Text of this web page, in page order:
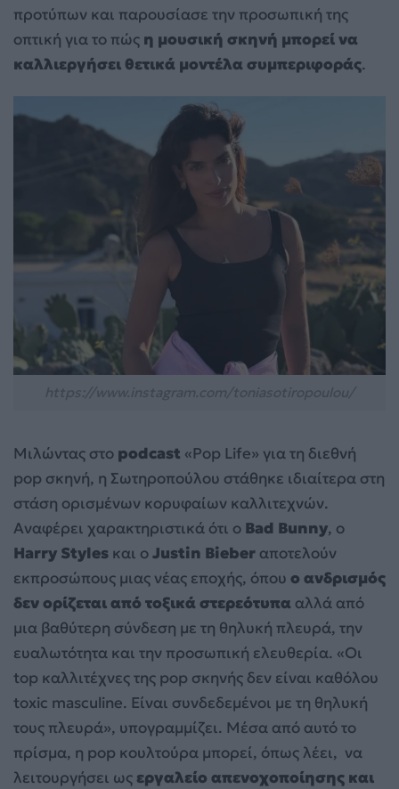
προτύπων και παρουσίασε την προσωπική της
οπτική για το πώς η μουσική σκηνή μπορεί να
καλλιεργήσει θετικά μοντέλα συμπεριφοράς.
Μιλώντας στο podcast «Pop Life» για τη διεθνή
pop σκηνή, η Σωτηροπούλου στάθηκε ιδιαίτερα στη
στάση ορισμένων κορυφαίων καλλιτεχνών.
Αναφέρει χαρακτηριστικά ότι ο Bad Bunny, ο
Harry Styles και οJustin Bieber αποτελούν
εκπροσώπους μιας νέας εποχής, όπου ο ανδρισμός
δεν ορίζεται από τοξικά στερεότυπα αλλά από
μια βαθύτερη σύνδεση με τη θηλυκή πλευρά, την
ευαλωτότητα και την προσωπική ελευθερία. «Οι
top καλλιτέχνες της pop σκηνής δεν είναι καθόλου
toxic masculine. Είναι συνδεδεμένοι με τη θηλυκή
τους πλευρά», υπογραμμίζει. Μέσα από αυτό το
πρίσμα, η pop κουλτούρα μπορεί, όπως λέει, να
λειτουργήσει ως εργαλείο απενοχοποίησης και